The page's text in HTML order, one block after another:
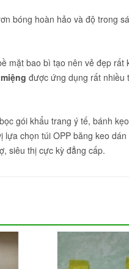
bóng hoàn hảo và độ trong
mặt bao bì tạo nên vẻ đẹp rất
được ứng dụng rất nhiều
gói khẩu trang ý tế, bánh
chọn túi OPP băng keo
siêu thị cực kỳ đẳng cấp.